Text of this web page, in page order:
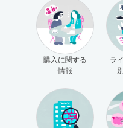
購入に関する
情報
ラ